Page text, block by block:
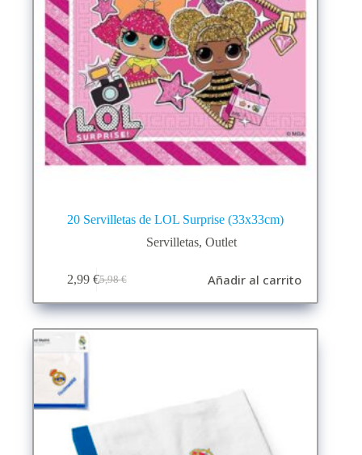
20 Servilletas de LOL Surprise (33x33cm)
Servilletas,Outlet
5,98€
El
precio
original
era:
2,99 €El
precio
actual
es:
Añadir al carrito